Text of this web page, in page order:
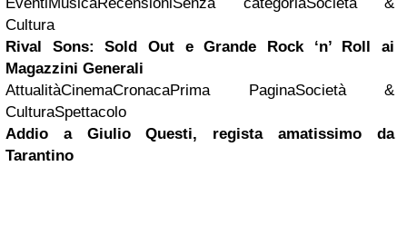
Cultura
Rival Sons: Sold Out e Grande Rock ‘n’ Roll ai
Magazzini Generali
AttualitàCinemaCronacaPrima PaginaSocietà &
CulturaSpettacolo
Addio a Giulio Questi, regista amatissimo da
Tarantino